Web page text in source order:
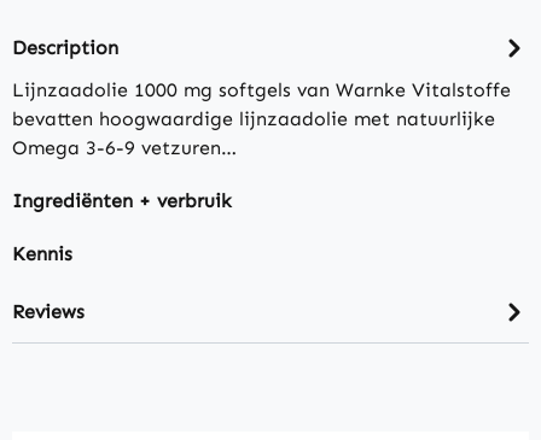
Description
Lijnzaadolie 1000 mg softgels van Warnke Vitalstoffe
bevatten hoogwaardige lijnzaadolie met natuurlijke
Omega 3-6-9 vetzuren…
Ingrediënten + verbruik
Kennis
Reviews